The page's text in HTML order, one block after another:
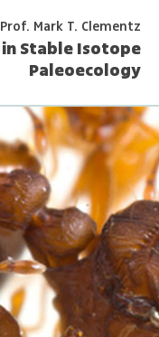
Prof. Mark T. Clementz
in Stable Isotope
Paleoecology